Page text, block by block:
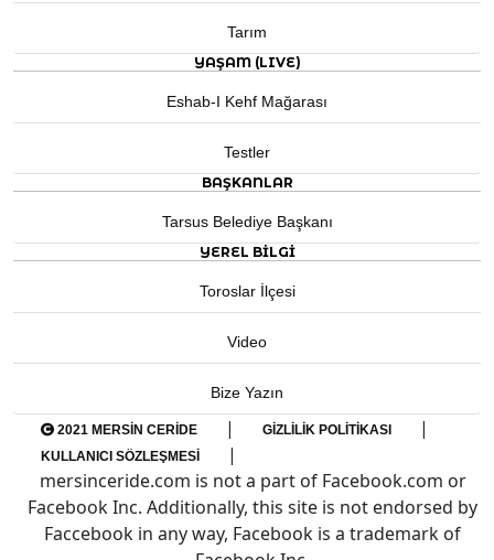
Tarım
YAŞAM (LIVE)
Eshab-I Kehf Mağarası
Testler
BAŞKANLAR
Tarsus Belediye Başkanı
YEREL BILGI
Toroslar İlçesi
Video
Bize Yazın
2021 MERSIN CERIDE | GIZLILIK POLITIKASI |
KULLANICI SÖZLEŞMESI
|
mersinceride.com is not a part of Facebook.com or
Facebook Inc. Additionally, this site is not endorsed by
Faccebook in any way, Facebook is a trademark of